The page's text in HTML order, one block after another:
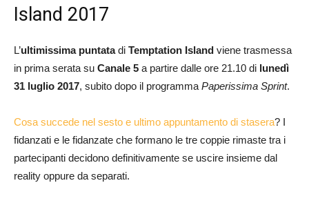
Island 2017
L’ultimissima puntatadi Temptation Island viene trasmessa
in prima serata su Canale 5 a partire dalle ore 21.10 di lunedì
31 luglio 2017, subito dopo il programma Paperissima Sprint.
Cosa succede nel sesto e ultimo appuntamento di stasera? I
fidanzati e le fidanzate che formano le tre coppie rimaste tra i
partecipanti decidono definitivamente se uscire insieme dal
reality oppure da separati.